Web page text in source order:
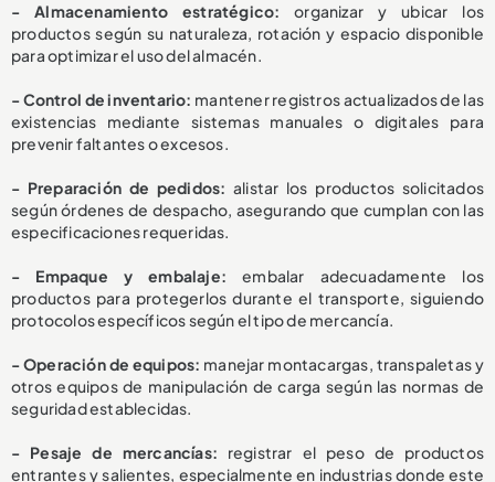
- Almacenamiento estratégico:organizar y ubicar los
productos según su naturaleza, rotación y espacio disponible
para optimizar el uso del almacén.
- Control de inventario: mantener registros actualizados de las
existencias mediante sistemas manuales o digitales para
prevenir faltantes o excesos.
- Preparación de pedidos: alistar los productos solicitados
según órdenes de despacho, asegurando que cumplan con las
especificaciones requeridas.
- Empaque y embalaje: embalar adecuadamente los
productos para protegerlos durante el transporte, siguiendo
protocolos específicos según el tipo de mercancía.
- Operación de equipos: manejar montacargas, transpaletas y
otros equipos de manipulación de carga según las normas de
seguridad establecidas.
- Pesaje de mercancías: registrar el peso de productos
entrantes y salientes, especialmente en industrias donde este